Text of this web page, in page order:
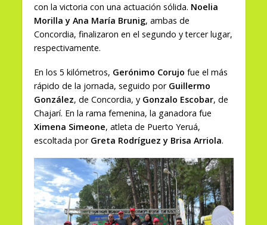
con la victoria con una actuación sólida. Noelia
Morilla y Ana María Brunig, ambas de
Concordia, finalizaron en el segundo y tercer lugar,
respectivamente.
En los 5 kilómetros, Gerónimo Corujo fue el más
rápido de la jornada, seguido por Guillermo
González, de Concordia, y Gonzalo Escobar, de
Chajarí. En la rama femenina, la ganadora fue
Ximena Simeone, atleta de Puerto Yeruá,
escoltada por Greta Rodríguez y Brisa Arriola.